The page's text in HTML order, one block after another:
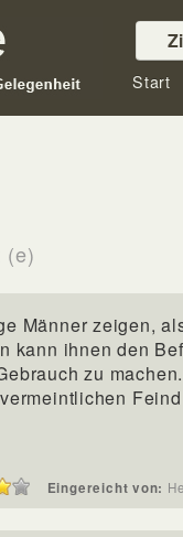
Start
(e)
Männer zeigen,
kann ihnen den
zu
Eingereicht von: